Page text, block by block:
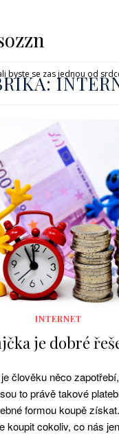
byste se zas jednou od
INTERNET
je dobré
člověku něco
to právě takové
formou koupě
koupit cokoliv, co nás